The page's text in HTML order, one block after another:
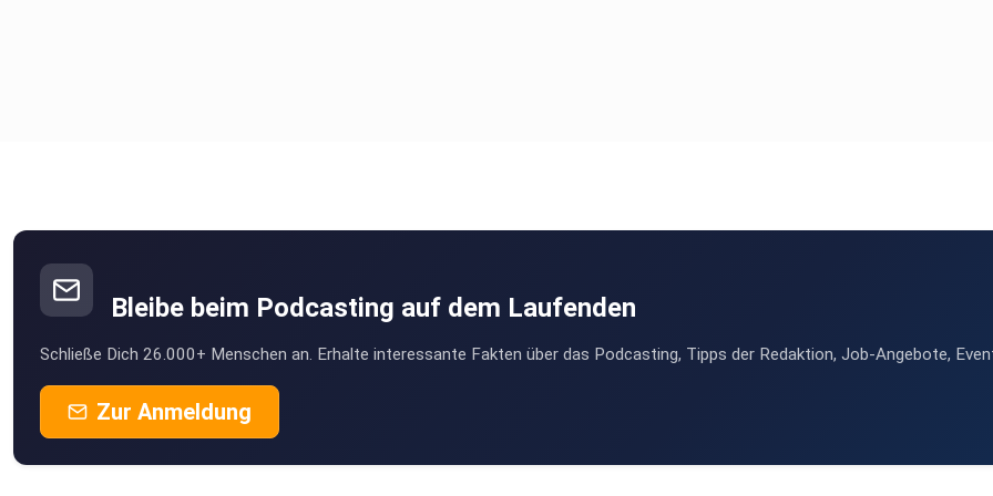
#WirRedenDieWelt #WM2026 #Alltagsbeobachtung #Südkorea
#CultureClash #Überwachungsstaat #RoteAmpel #PodcastDeutsch
#Realtalk
Bleibe beim Podcasting auf dem Laufenden
Schließe Dich 26.000+ Menschen an. Erhalte interessante Fakten über das Podcasting, Tipps der Redaktion, Job-Angebote,
Zur Anmeldung